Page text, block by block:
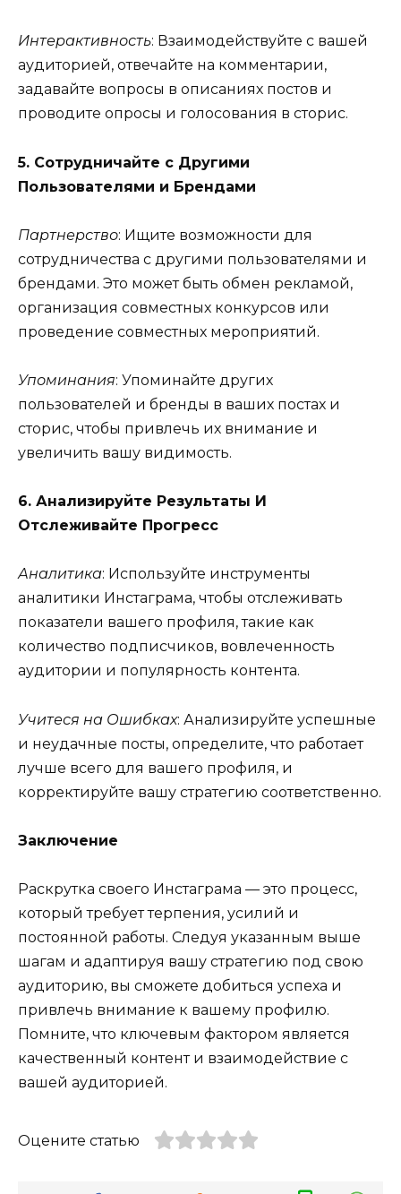
Интерактивность: Взаимодействуйте с вашей
аудиторией, отвечайте на комментарии,
задавайте вопросы в описаниях постов и
проводите опросы и голосования в сторис.
5. Сотрудничайте с Другими
Пользователями и Брендами
Партнерство: Ищите возможности для
сотрудничества с другими пользователями и
брендами. Это может быть обмен рекламой,
организация совместных конкурсов или
проведение совместных мероприятий.
Упоминания: Упоминайте других
пользователей и бренды в ваших постах и
сторис, чтобы привлечь их внимание и
увеличить вашу видимость.
6. Анализируйте Результаты И
Отслеживайте Прогресс
Аналитика: Используйте инструменты
аналитики Инстаграма, чтобы отслеживать
показатели вашего профиля, такие как
количество подписчиков, вовлеченность
аудитории и популярность контента.
Учитеся на Ошибках: Анализируйте успешные
и неудачные посты, определите, что работает
лучше всего для вашего профиля, и
корректируйте вашу стратегию соответственно.
Заключение
Раскрутка своего Инстаграма — это процесс,
который требует терпения, усилий и
постоянной работы. Следуя указанным выше
шагам и адаптируя вашу стратегию под свою
аудиторию, вы сможете добиться успеха и
привлечь внимание к вашему профилю.
Помните, что ключевым фактором является
качественный контент и взаимодействие с
вашей аудиторией.
Оцените статью